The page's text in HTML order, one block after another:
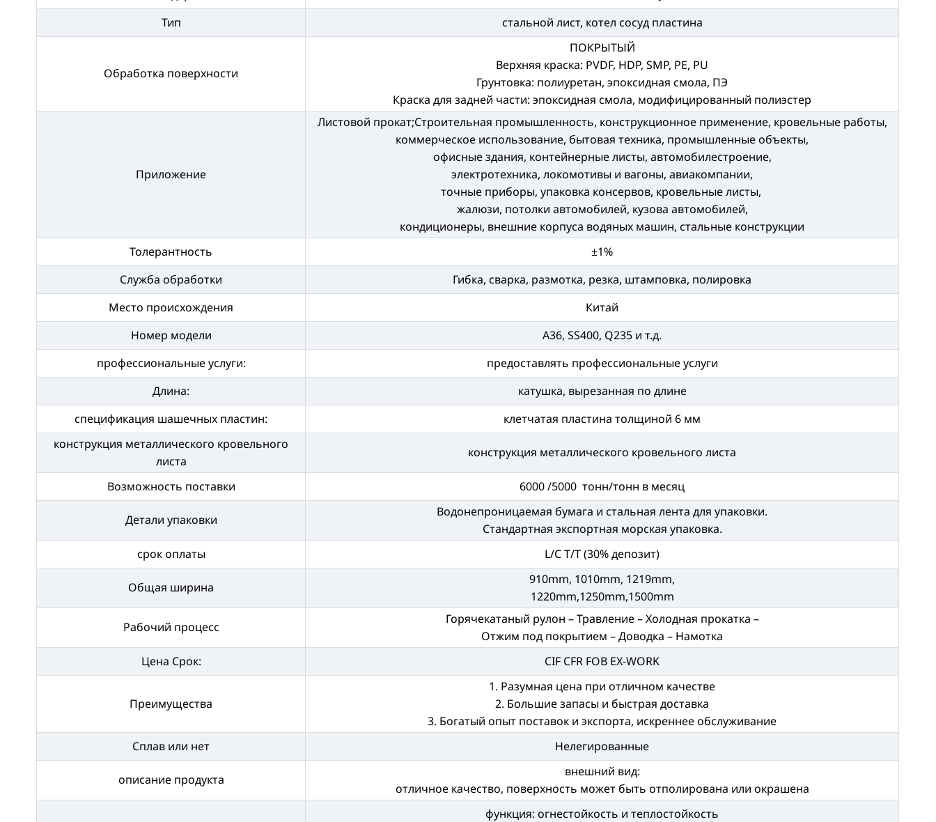
Тип
стальной лист, котел сосуд пластина
Обработка поверхности
ПОКРЫТЫЙ
Верхняя краска: PVDF, HDP, SMP, PE, PU
Грунтовка: полиуретан, эпоксидная смола, ПЭ
Краска для задней части: эпоксидная смола, модифицированный полиэстер
Приложение
Листовой прокат;Строительная промышленность, конструкционное применение, кровельные работы,
коммерческое использование, бытовая техника, промышленные объекты,
офисные здания, контейнерные листы, автомобилестроение,
электротехника, локомотивы и вагоны, авиакомпании,
точные приборы, упаковка консервов, кровельные листы,
жалюзи, потолки автомобилей, кузова автомобилей,
кондиционеры, внешние корпуса водяных машин, стальные конструкции
Толерантность
±1%
Служба обработки
Гибка, сварка, размотка, резка, штамповка, полировка
Место происхождения
Китай
Номер модели
A36, SS400, Q235 и т.д.
профессиональные услуги:
предоставлять профессиональные услуги
Длина:
катушка, вырезанная по длине
спецификация шашечных пластин:
клетчатая пластина толщиной 6 мм
конструкция металлического кровельного
листа
конструкция металлического кровельного листа
Возможность поставки 6000 /5000 тонн/тонн в месяц
Детали упаковки
Водонепроницаемая бумага и стальная лента для упаковки.
Стандартная экспортная морская упаковка.
срок оплаты
L/C T/T (30% депозит)
Общая ширина
910mm, 1010mm, 1219mm,
1220mm,1250mm,1500mm
Рабочий процесс
Горячекатаный рулон – Травление – Холодная прокатка –
Отжим под покрытием – Доводка – Намотка
Цена Срок:
CIF CFR FOB EX-WORK
Преимущества
1. Разумная цена при отличном качестве
2. Большие запасы и быстрая доставка
3. Богатый опыт поставок и экспорта, искреннее обслуживание
Сплав или нет
Нелегированные
описание продукта
внешний вид:
отличное качество, поверхность может быть отполирована или окрашена
функция: огнестойкость и теплостойкость